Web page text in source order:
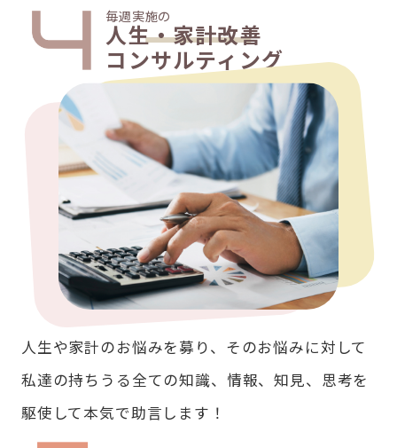
毎週実施の
人生・家計改善
コンサルティング
人生や家計のお悩みを募り、そのお悩みに対して
私達の持ちうる全ての知識、情報、知見、思考を
駆使して本気で助言します！